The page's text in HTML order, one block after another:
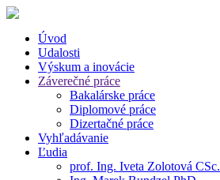
Úvod
Udalosti
Výskum a inovácie
Záverečné práce
Bakalárske práce
Diplomové práce
Dizertačné práce
Vyhľadávanie
Ľudia
prof. Ing. Iveta Zolotová CSc.